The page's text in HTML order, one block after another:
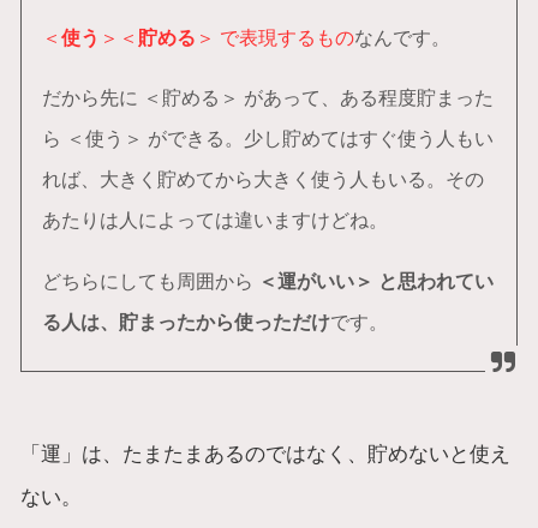
＜ 使う ＞＜ 貯める ＞ で表現するものなんです。
だから先に ＜貯める＞ があって、ある程度貯まった
ら ＜使う＞ ができる。少し貯めてはすぐ使う人もい
れば、大きく貯めてから大きく使う人もいる。その
あたりは人によっては違いますけどね。
どちらにしても周囲から ＜運がいい＞ と思われてい
る人は、貯まったから使っただけです。
「運」は、たまたまあるのではなく、貯めないと使え
ない。